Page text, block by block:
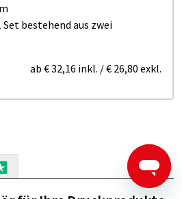
Set bestehend aus zwei
ab € 32,16 inkl. /€ 26,80 exkl.